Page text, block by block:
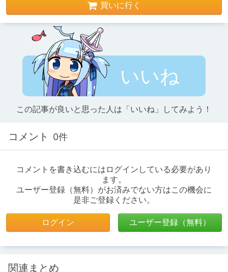
買いに行く
いいね
この記事が良いと思った人は「いいね」してみよう！
コメント 0件
コメントを書き込むにはログインしている必要があり
ます。
ユーザー登録（無料）がお済みでない方はこの機会に
是非ご登録ください。
ログイン ユーザー登録（無料）
関連まとめ